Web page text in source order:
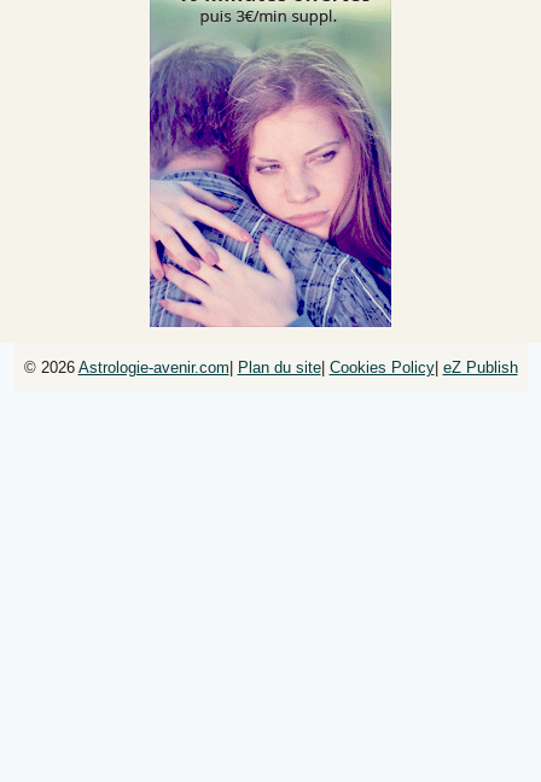
© 2026 Astrologie-avenir.com Plan du site| Cookies Policy| eZ Publish